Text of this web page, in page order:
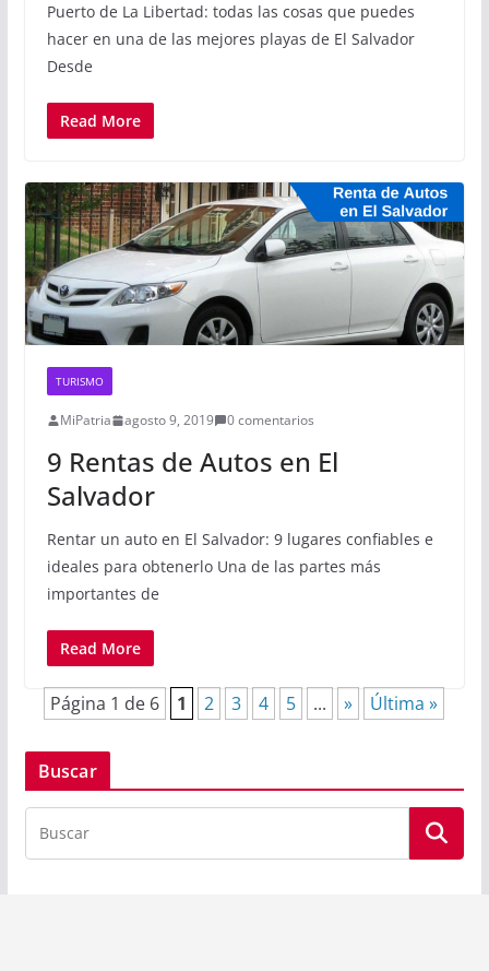
Puerto de La Libertad: todas las cosas que puedes
hacer en una de las mejores playas de El Salvador
Desde
Read More
TURISMO
MiPatria agosto 9, 2019 0 comentarios
9 Rentas de Autos en El
Salvador
Rentar un auto en El Salvador: 9 lugares confiables e
ideales para obtenerlo Una de las partes más
importantes de
Read More
Página 1 de 6 1 2 3 4 5 ... » Última »
Buscar